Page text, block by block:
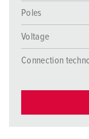
Poles
Voltage
Connection